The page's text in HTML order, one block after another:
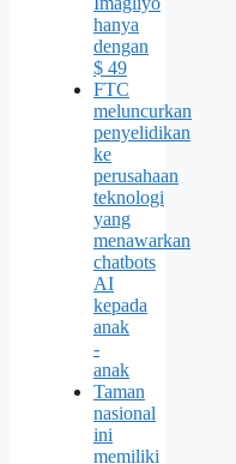
hanya
dengan
$ 49
FTC
meluncurkan
penyelidikan
ke
perusahaan
teknologi
yang
menawarkan
chatbots
AI
kepada
anak
-
anak
Taman
nasional
ini
memiliki